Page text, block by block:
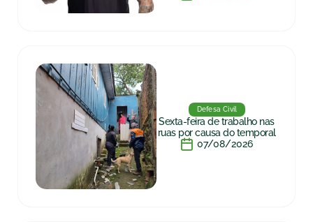
Defesa Civil
Sexta-feira de trabalho nas
ruas por causa do temporal
07/08/2026